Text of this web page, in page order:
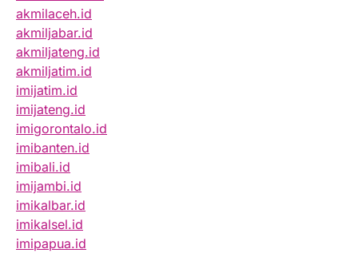
akmilaceh.id
akmiljabar.id
akmiljateng.id
akmiljatim.id
imijatim.id
imijateng.id
imigorontalo.id
imibanten.id
imibali.id
imijambi.id
imikalbar.id
imikalsel.id
imipapua.id